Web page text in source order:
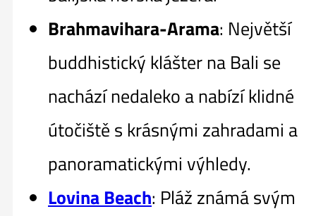
Brahmavihara-Arama: Největší
buddhistický klášter na Bali se
nachází nedaleko a nabízí klidné
útočiště s krásnými zahradami a
panoramatickými výhledy.
Lovina Beach: Pláž známá svým